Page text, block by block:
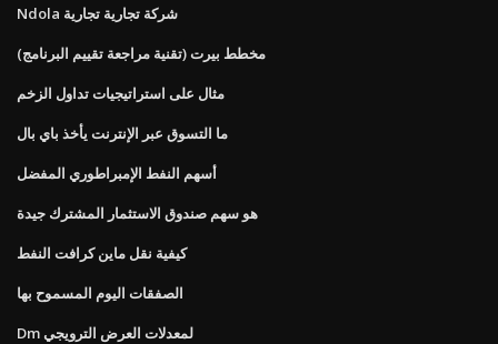
Ndola شركة تجارية تجارية
مخطط بيرت (تقنية مراجعة تقييم البرنامج)
مثال على استراتيجيات تداول الزخم
ما التسوق عبر الإنترنت يأخذ باي بال
أسهم النفط الإمبراطوري المفضل
هو سهم صندوق الاستثمار المشترك جيدة
كيفية نقل ماين كرافت النفط
الصفقات اليوم المسموح بها
Dm لمعدلات العرض الترويجي